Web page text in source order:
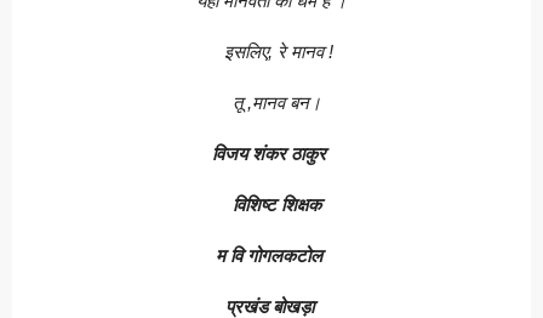
इसलिए, रे मानव !
तू ,मानव बन।
विजय शंकर ठाकुर
विशिष्ट शिक्षक
म वि गोगलकटोल
प्रखंड बोखड़ा